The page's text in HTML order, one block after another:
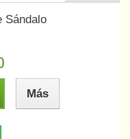
Sándalo
Más